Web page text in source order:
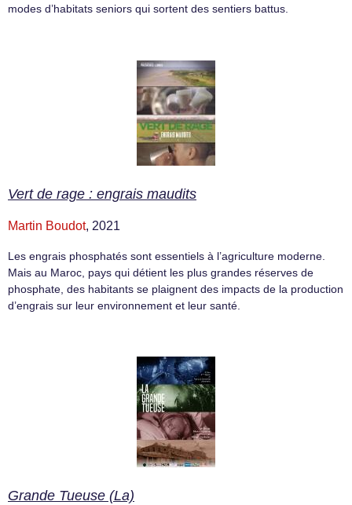
modes d’habitats seniors qui sortent des sentiers battus.
Vert de rage : engrais maudits
Martin Boudot, 2021
Les engrais phosphatés sont essentiels à l’agriculture moderne.
Mais au Maroc, pays qui détient les plus grandes réserves de
phosphate, des habitants se plaignent des impacts de la production
d’engrais sur leur environnement et leur santé.
Grande Tueuse (La)